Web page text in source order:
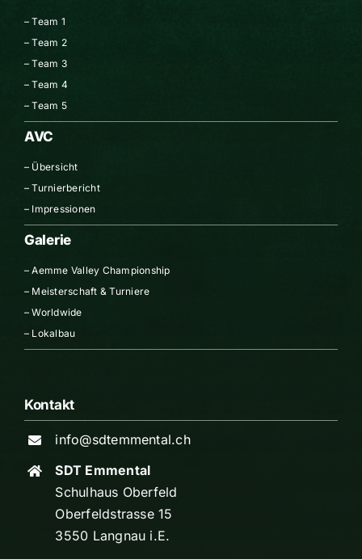
–Team 1
–Team 2
–Team 3
–Team 4
–Team 5
AVC
– Übersicht
–Turnierbericht
– Impressionen
Galerie
–Aemme Valley Championship
– Meisterschaft & Turniere
–Worldwide
– Lokalbau
Kontakt
info@sdtemmental.ch
SDT Emmental
Schulhaus Oberfeld
Oberfeldstrasse 15
3550 Langnau i.E.